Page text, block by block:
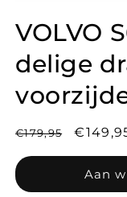
VOLVO
delige
Normale
€179,95
Aan